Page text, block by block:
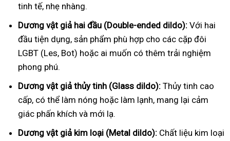
tinh tế, nhẹ nhàng.
Dương vật giả hai đầu (Double-ended dildo): Với hai
đầu tiện dụng, sản phẩm phù hợp cho các cặp đôi
LGBT (Les, Bot) hoặc ai muốn có thêm trải nghiệm
phong phú.
Dương vật giả thủy tinh (Glass dildo): Thủy tinh cao
cấp, có thể làm nóng hoặc làm lạnh, mang lại cảm
giác phấn khích và mới lạ.
Dương vật giả kim loại (Metal dildo): Chất liệu kim loại